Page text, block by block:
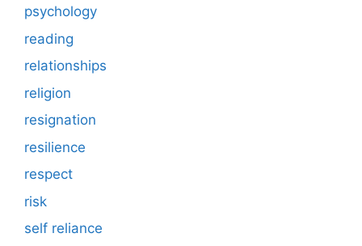
psychology
reading
relationships
religion
resignation
resilience
respect
risk
self reliance